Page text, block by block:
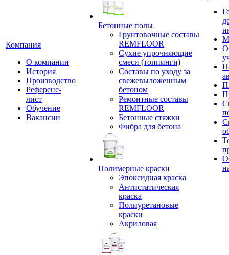
Компания
О компании
История
Производство
Референс-
лист
Обучение
Вакансии
Бетонные полы
Грунтовочные составы
REMFLOOR
Сухие упрочняющие
смеси (топпинги)
Составы по уходу за
свежевыложенным
бетоном
Ремонтные составы
REMFLOOR
Бетонные стяжки
Фибра для бетона
Полимерные краски
Эпоксидная краска
Антистатическая
краска
Полиуретановые
краски
Акриловая